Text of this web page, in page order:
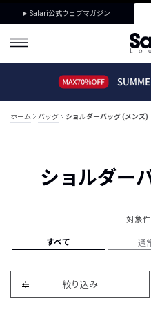
Safari公式ウェブマガジン
ホーム バッグ ショルダーバッグ (メンズ)
ショルダー
対象
すべて 通
絞り込み